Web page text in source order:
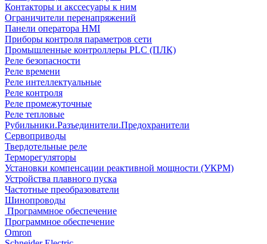
Контакторы и акссесуары к ним
Ограничители перенапряжений
Панели оператора HMI
Приборы контроля параметров сети
Промышленные контроллеры PLC (ПЛК)
Реле безопасности
Реле времени
Реле интеллектуальные
Реле контроля
Реле промежуточные
Реле тепловые
Рубильники.Разъединители.Предохранители
Сервоприводы
Твердотельные реле
Терморегуляторы
Установки компенсации реактивной мощности (УКРМ)
Устройства плавного пуска
Частотные преобразователи
Шинопроводы
Программное обеспечение
Программное обеспечение
Omron